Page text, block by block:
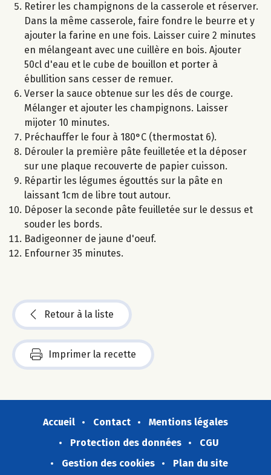
Retirer les champignons de la casserole et réserver.
Dans la même casserole, faire fondre le beurre et y
ajouter la farine en une fois. Laisser cuire 2 minutes
en mélangeant avec une cuillère en bois. Ajouter
50cl d'eau et le cube de bouillon et porter à
ébullition sans cesser de remuer.
Verser la sauce obtenue sur les dés de courge.
Mélanger et ajouter les champignons. Laisser
mijoter 10 minutes.
Préchauffer le four à 180°C (thermostat 6).
Dérouler la première pâte feuilletée et la déposer
sur une plaque recouverte de papier cuisson.
Répartir les légumes égouttés sur la pâte en
laissant 1cm de libre tout autour.
Déposer la seconde pâte feuilletée sur le dessus et
souder les bords.
Badigeonner de jaune d'oeuf.
Enfourner 35 minutes.
Retour à la liste
Imprimer la recette
Accueil Contact
Mentions légales
Protection des données
CGU
Gestion des cookies
Plan du site